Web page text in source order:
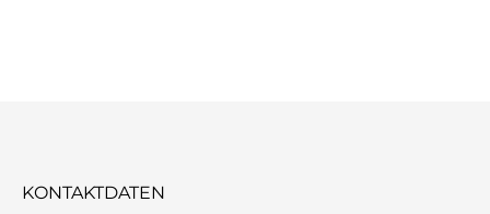
KONTAKTDATEN